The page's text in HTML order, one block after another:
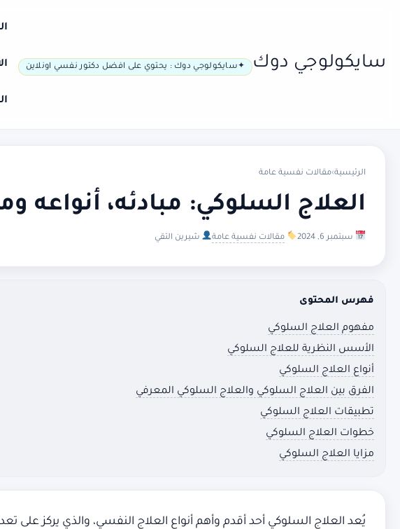
سايكولوجي دوك سايكولوجي دوك : يحتوي على افضل دكتور نفسي اونلاين
الرئيسية›مقالات نفسية عامة
العلاج السلوكي: مبادئه، أنواعه
سبتمبر 6, 2024 مقالات نفسية عامة شيرين التقي
فهرس المحتوى
مفهوم العلاج السلوكي
الأسس النظرية للعلاج السلوكي
أنواع العلاج السلوكي
الفرق بين العلاج السلوكي والعلاج السلوكي المعرفي
تطبيقات العلاج السلوكي
خطوات العلاج السلوكي
مزايا العلاج السلوكي
يُعد العلاج السلوكي أحد أقدم وأهم أنواع العلاج النفسي، والذي يركز على